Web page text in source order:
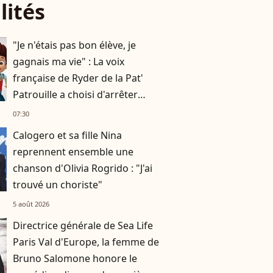
"Je n'étais pas bon élève, je
gagnais ma vie" : La voix
française de Ryder de la Pat'
Patrouille a choisi d'arrêter
l'école à 17 ans
07:30
Calogero et sa fille Nina
reprennent ensemble une
chanson d'Olivia Rogrido : "J'ai
trouvé un choriste"
5 août 2026
Directrice générale de Sea Life
Paris Val d'Europe, la femme de
Bruno Salomone honore le